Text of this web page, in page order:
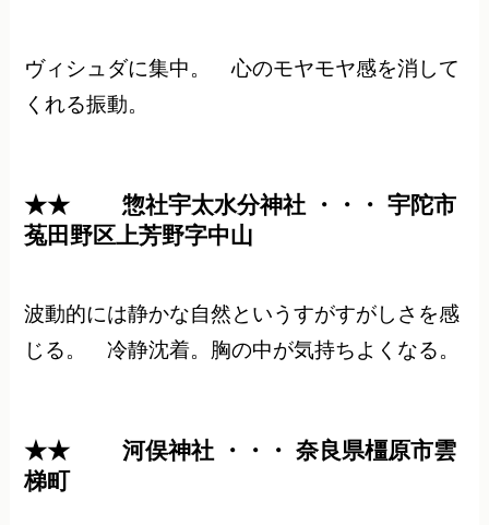
ヴィシュダに集中。 心のモヤモヤ感を消して
くれる振動。
★★ 惣社宇太水分神社 ・・・ 宇陀市
菟田野区上芳野字中山
波動的には静かな自然というすがすがしさを感
じる。 冷静沈着。胸の中が気持ちよくなる。
★★ 河俣神社 ・・・ 奈良県橿原市雲
梯町